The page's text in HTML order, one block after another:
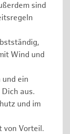
sind
Wind und
und ein
aus.
und im
von Vorteil.